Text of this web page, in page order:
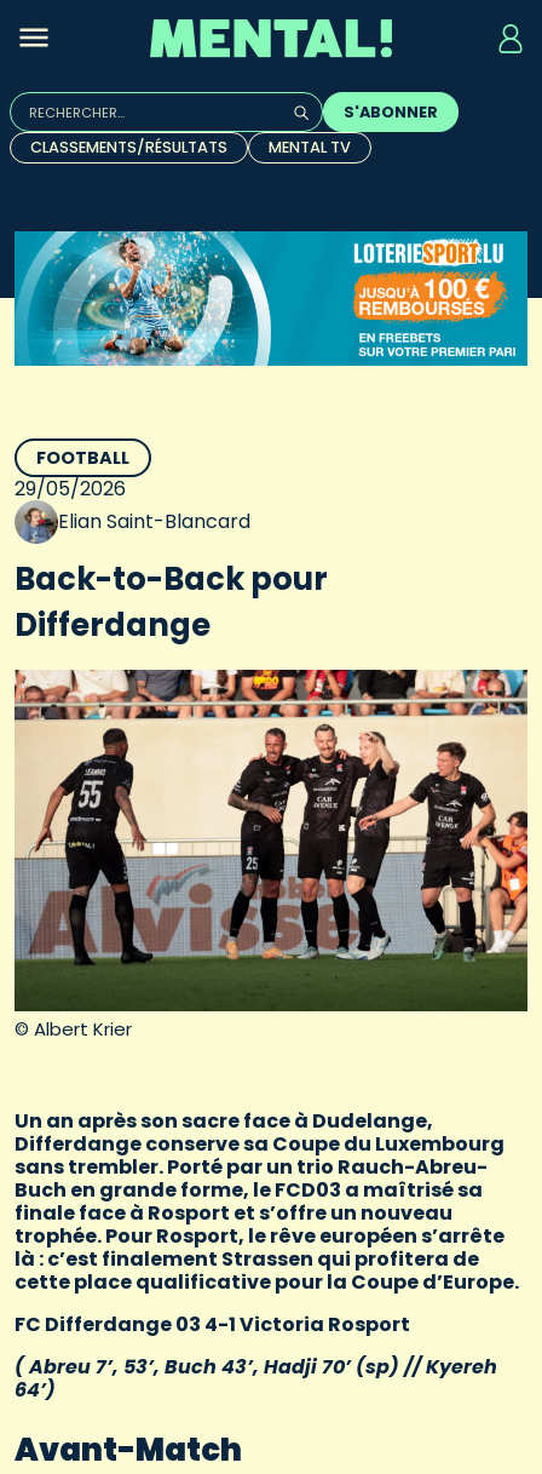
Rechercher :
Quand les résultats de l'auto-complétion sont
S'ABONNER
CLASSEMENTS/RÉSULTATS
MENTAL TV
© Albert Krier
FOOTBALL
29/05/2026
Elian Saint-Blancard
Back-to-Back pour
Differdange
Un an après son sacre face à Dudelange,
Differdange conserve sa Coupe du Luxembourg
sans trembler. Porté par un trio Rauch-Abreu-
Buch en grande forme, le FCD03 a maîtrisé sa
finale face à Rosport et s’offre un nouveau
trophée. Pour Rosport, le rêve européen s’arrête
là : c’est finalement Strassen qui profitera de
cette place qualificative pour la Coupe d’Europe.
FC Differdange 03 4-1 Victoria Rosport
( Abreu 7’, 53’, Buch 43’, Hadji 70’ (sp) // Kyereh
64’)
Avant-Match